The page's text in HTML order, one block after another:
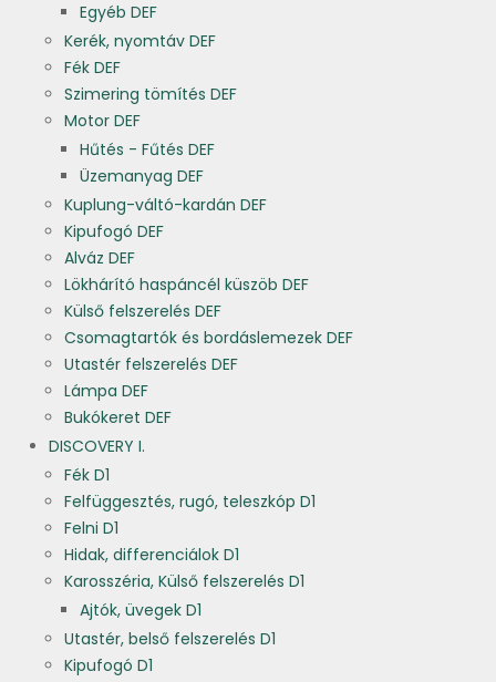
Egyéb DEF
Kerék, nyomtáv DEF
Fék DEF
Szimering tömítés DEF
Motor DEF
Hűtés - Fűtés DEF
Üzemanyag DEF
Kuplung-váltó-kardán DEF
Kipufogó DEF
Alváz DEF
Lökhárító haspáncél küszöb DEF
Külső felszerelés DEF
Csomagtartók és bordáslemezek DEF
Utastér felszerelés DEF
Lámpa DEF
Bukókeret DEF
DISCOVERY I.
Fék D1
Felfüggesztés, rugó, teleszkóp D1
Felni D1
Hidak, differenciálok D1
Karosszéria, Külső felszerelés D1
Ajtók, üvegek D1
Utastér, belső felszerelés D1
Kipufogó D1